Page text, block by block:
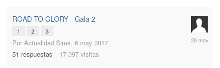
ROAD TO GLORY - Gala 2 -
1 2 3
Por Actualidad Sims, 6 may 2017
51 respuestas 17.097 visitas
28
may